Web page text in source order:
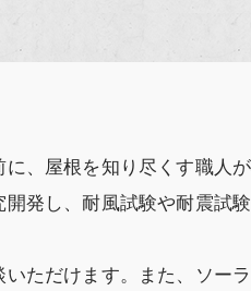
、屋根を知り尽くす職人
発し、耐風試験や耐震試
ただけます。また、ソー